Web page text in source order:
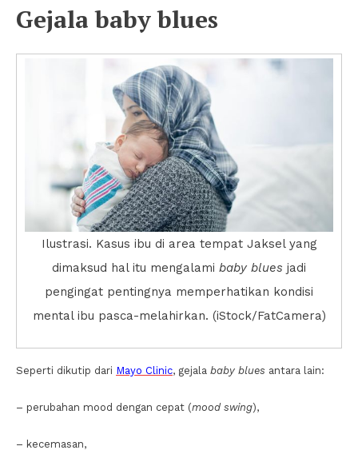
Gejala baby blues
Ilustrasi. Kasus ibu di area tempat Jaksel yang
dimaksud hal itu mengalami baby blues jadi
pengingat pentingnya memperhatikan kondisi
mental ibu pasca-melahirkan. (iStock/FatCamera)
Seperti dikutip dari Mayo Clinic, gejala baby blues antara lain:
– perubahan mood dengan cepat (mood swing),
– kecemasan,